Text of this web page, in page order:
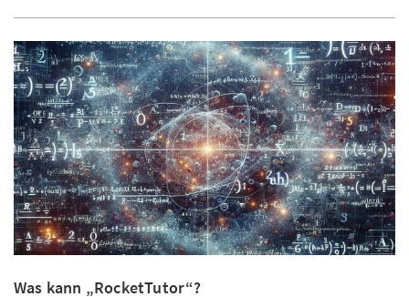
Was kann „RocketTutor“?